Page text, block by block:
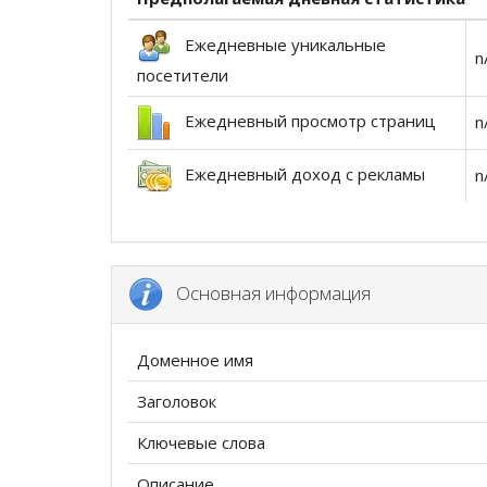
Ежедневные уникальные
посетители
Ежедневный просмотр страниц
Ежедневный доход с рекламы
Основная информация
Доменное имя
Заголовок
Ключевые слова